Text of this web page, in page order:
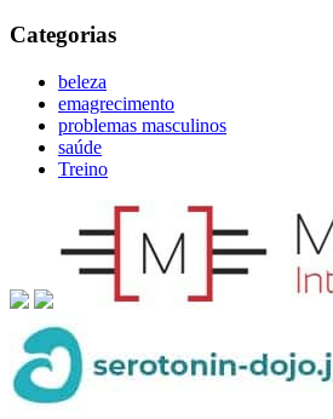
Categorias
beleza
emagrecimento
problemas masculinos
saúde
Treino